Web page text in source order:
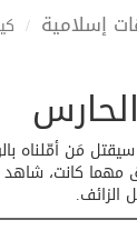
إسلامية
مَن أمّلناه
مهما كانت،
الزائف.